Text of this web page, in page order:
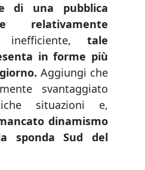
di una pubblica
relativamente
tale
in forme più
Aggiungi che
svantaggiato
situazioni e,
dinamismo
sponda Sud del